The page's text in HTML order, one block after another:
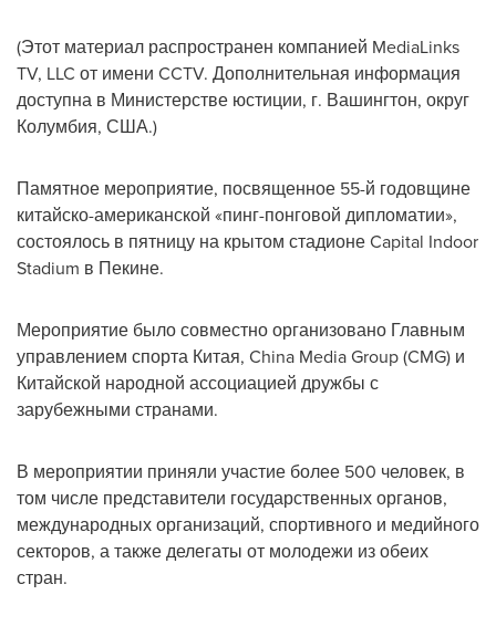
(Этот материал распространен компанией MediaLinks
TV, LLC от имени CCTV. Дополнительная информация
доступна в Министерстве юстиции, г. Вашингтон, округ
Колумбия, США.)
Памятное мероприятие, посвященное 55-й годовщине
китайско-американской «пинг-понговой дипломатии»,
состоялось в пятницу на крытом стадионе Capital Indoor
Stadium в Пекине.
Мероприятие было совместно организовано Главным
управлением спорта Китая, China Media Group (CMG) и
Китайской народной ассоциацией дружбы с
зарубежными странами.
В мероприятии приняли участие более 500 человек, в
том числе представители государственных органов,
международных организаций, спортивного и медийного
секторов, а также делегаты от молодежи из обеих
стран.